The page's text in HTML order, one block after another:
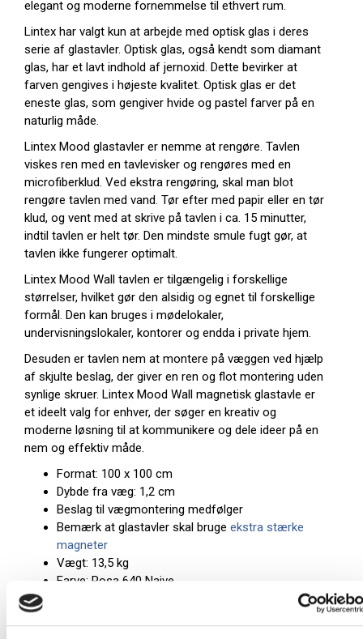
elegant og moderne fornemmelse til ethvert rum.
Lintex har valgt kun at arbejde med optisk glas i deres
serie af glastavler. Optisk glas, også kendt som diamant
glas, har et lavt indhold af jernoxid. Dette bevirker at
farven gengives i højeste kvalitet. Optisk glas er det
eneste glas, som gengiver hvide og pastel farver på en
naturlig måde.
Lintex Mood glastavler er nemme at rengøre. Tavlen
viskes ren med en tavlevisker og rengøres med en
microfiberklud. Ved ekstra rengøring, skal man blot
rengøre tavlen med vand. Tør efter med papir eller en tør
klud, og vent med at skrive på tavlen i ca. 15 minutter,
indtil tavlen er helt tør. Den mindste smule fugt gør, at
tavlen ikke fungerer optimalt.
Lintex Mood Wall tavlen er tilgængelig i forskellige
størrelser, hvilket gør den alsidig og egnet til forskellige
formål. Den kan bruges i mødelokaler,
undervisningslokaler, kontorer og endda i private hjem.
Desuden er tavlen nem at montere på væggen ved hjælp
af skjulte beslag, der giver en ren og flot montering uden
synlige skruer. Lintex Mood Wall magnetisk glastavle er
et ideelt valg for enhver, der søger en kreativ og
moderne løsning til at kommunikere og dele ideer på en
nem og effektiv måde.
Format: 100 x 100 cm
Dybde fra væg: 1,2 cm
Beslag til vægmontering medfølger
Bemærk at glastavler skal bruge ekstra stærke
magneter
Vægt: 13,5 kg
Farve: Rosa 640 Naive
Bemærk: Farven er kun vejledende og meget
afhængig af din skærms formåen.